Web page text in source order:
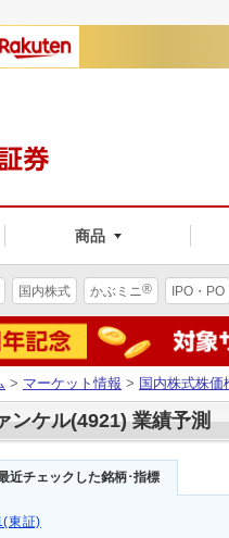
商品
国内株式 かぶミニ® IPO・PO
> マーケット情報 > 国内株式株価
ンケル(4921) 業績予測
近チェックした銘柄･指標
東証)